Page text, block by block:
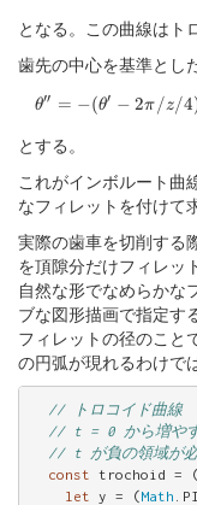
となる。この曲線はト
歯先の中心を基準とし
\theta''=-(\theta'-
θ′′ = −(θ′ − 2π /z/4
とする。
これがインボルート曲
なフィレットを付けて
実際の歯車を切削する
を頂隙分だけフィレッ
自然な形でなめらかな
ブな図形描画で指定す
フィレットの径のこと
の円弧が現れるわけで
// トロコイド曲線
// t = 0 から増やす
// t が負の領域が必
const
trochoid =
let
y = (Math